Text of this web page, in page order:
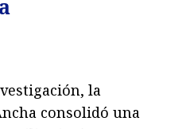
la
consolidó una